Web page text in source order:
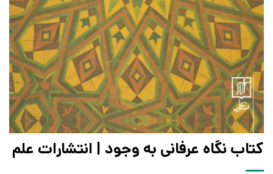
کتاب نگاه عرفانی به وجود | انتشارات علم